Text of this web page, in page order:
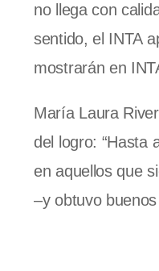
no llega con
sentido, el INTA
mostrarán en
María Laura
del logro: “Hasta
en aquellos que
–y obtuvo